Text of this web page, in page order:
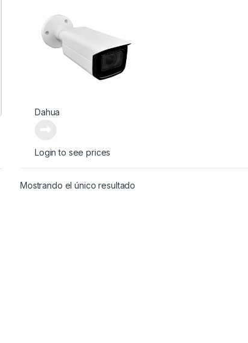
Dahua
Login to see prices
Mostrando el único resultado